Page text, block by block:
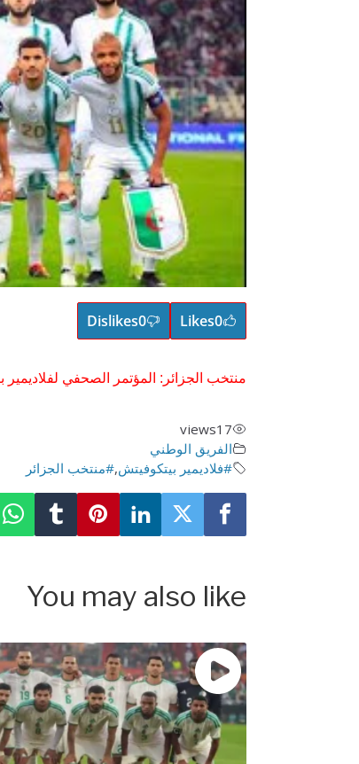
0
Likes
0
Dislikes
منتخب الجزائر: المؤتمر الصحفي لفلاديمير بيتكوفيتش
17
views
الفريق الوطني
#فلاديمير بيتكوفيتش,#منتخب الجزائر
You may also like